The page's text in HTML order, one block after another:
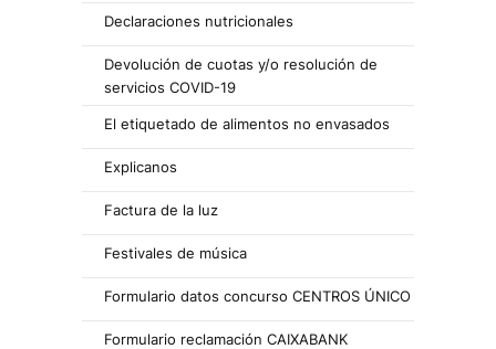
Declaraciones nutricionales
Devolución de cuotas y/o resolución de
servicios COVID-19
El etiquetado de alimentos no envasados
Explicanos
Factura de la luz
Festivales de música
Formulario datos concurso CENTROS ÚNICO
Formulario reclamación CAIXABANK